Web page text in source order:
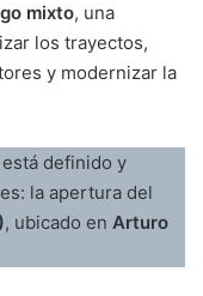
mixto, una
los trayectos,
y modernizar la
definido y
la apertura del
, ubicado en Arturo